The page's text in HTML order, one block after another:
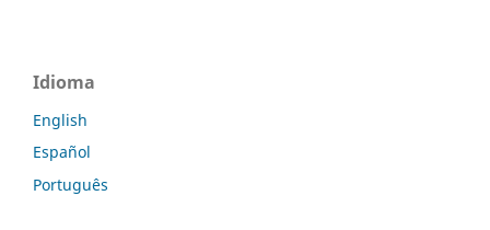
Idioma
English
Español
Português